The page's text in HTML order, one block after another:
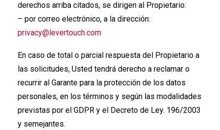
derechos arriba citados, se dirigen al Propietario:
– por correo electrónico, a la dirección:
privacy@levertouch.com
En caso de total o parcial respuesta del Propietario a
las solicitudes, Usted tendrá derecho a reclamar o
recurrir al Garante para la protección de los datos
personales, en los términos y según las modalidades
previstas por el GDPR y el Decreto de Ley. 196/2003
y semejantes.